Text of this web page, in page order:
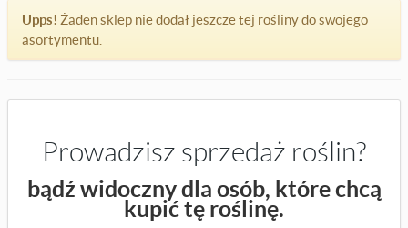
Upps! Żaden sklep nie dodał jeszcze tej rośliny do swojego
asortymentu.
Prowadzisz sprzedaż roślin?
bądź widoczny dla osób, które chcą
kupić tę roślinę.